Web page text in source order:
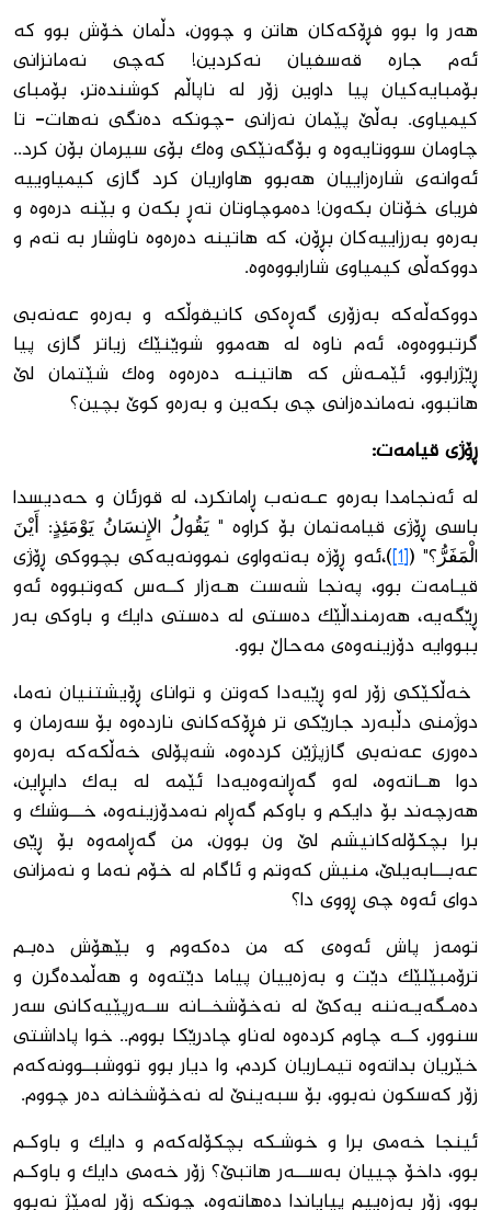
هه‌ر وا بوو فڕۆكه‌كان هاتن و چوون، دڵمان خۆش بوو كه‌
ئه‌م جاره‌ قه‌سفیان نه‌كردین! كه‌چى نه‌مانزانى
بۆمبایه‌كیان پیا داوین زۆر له ناپاڵم كوشنده‌تر، بۆمباى
كیمیاوى. به‌ڵێ پێمان نه‌زانى -چونكه‌ ده‌نگى نه‌هات- تا
چاومان سووتایه‌وه‌ و بۆگه‌نێكى وه‌ك بۆى سیرمان بۆن كرد..
ئه‌وانه‌ى شاره‌زاییان هه‌بوو هاواریان كرد گازى كیمیاوییه‌
فریاى خۆتان بكه‌ون! ده‌موچاوتان ته‌ڕ بكه‌ن و بێنه‌ دره‌وه‌ و
به‌ره‌و به‌رزاییه‌كان بڕۆن، كه‌ هاتینه‌ ده‌ره‌وه‌ ناوشار به ‌ته‌م و
دووكه‌ڵى كیمیاوى شارابووه‌وه‌.
دووكه‌ڵه‌كه‌ به‌زۆرى گەڕه‌كى كانیقوڵكه‌ و به‌ره‌و عه‌نه‌بى
گرتبووه‌وه‌، ئه‌م ناوه‌ له‌ هه‌موو شوێنێك زیاتر گازى پیا
ڕێژرابوو، ئێمـه‌ش كه‌ هاتینـه‌ ده‌ره‌وه‌ وه‌ك شێتمان لێ
هاتبوو، نه‌مانده‌زانى چى بكه‌ین و به‌ره‌و كوێ بچین؟
ڕۆژى قیامه‌ت:
له ئه‌نجامدا به‌ره‌و عـه‌نه‌ب ڕامانكرد، له ‌قورئان و حه‌دیسدا
باسى ڕۆژى قیامه‌تمان بۆ كراوه‌ " يَقُولُ الإِنسَانُ يَوْمَئِذٍ: أَيْنَ
الْمَفَرُّ؟" ([1] )،ئه‌و ڕۆژه‌ به‌ته‌واوى نموونه‌یه‌كى بچووكى ڕۆژى
قیـامه‌ت بوو، په‌نجا شه‌ست هـه‌زار كــه‌س كه‌وتبووه‌ ئه‌و
ڕێگه‌یه‌، هه‌رمنداڵێك ده‌ستى له‌ ده‌ستى دایك و باوكى به‌ر
ببووایه‌ دۆزینه‌وه‌ى مه‌حاڵ بوو.
خه‌ڵكێكى زۆر له‌و ڕێیه‌دا كه‌وتن و تواناى ڕۆیشتنیان نه‌ما،
دوژمنى دڵبه‌رد جارێكى تر فڕۆكه‌كانى نارده‌وه‌ بۆ سه‌رمان و
ده‌ورى عه‌نه‌بى گازپژێن كرده‌وه‌، شه‌پۆلى خه‌ڵكه‌كه‌ به‌ره‌و
دوا هــاته‌وه‌، له‌و گه‌ڕانه‌وه‌یه‌دا ئێمه‌ له‌ یه‌ك دابڕاین،
هه‌رچه‌ند بۆ دایكم و باوكم گه‌ڕام نه‌مدۆزینه‌وه‌، خـــوشك و
برا بچكۆله‌كانیشم لێ ون بوون، من گه‌ڕامه‌وه‌ بۆ ڕێى
عه‌بـــابه‌یلێ، منیش كه‌وتم و ئاگام له‌ خۆم نه‌ما و نه‌مزانى
دواى ئه‌وه‌ چى ڕووى دا؟
تومه‌ز پاش ئه‌وه‌ى كه‌ من ده‌كه‌وم و بێهۆش ده‌بـم
ترۆمبێلێك دێت و به‌زه‌ییان پیاما دێته‌وه‌ و هه‌ڵمده‌گرن و
ده‌مـگه‌یـه‌ننه‌ یه‌كێ له‌ نه‌خۆشخــانه‌ ســه‌رپێیه‌كانى سه‌ر
سنوور، كــه‌ چاوم كرده‌وه‌ له‌ناو چادرێكا بووم.. خوا پاداشتی
خێریان بداته‌وه‌ تیمـاریان كردم، وا دیار بوو تووشبــوونه‌كه‌م
زۆر كه‌سكون نه‌بوو، بۆ سبه‌ینێ له‌ نه‌خۆشخانه‌ ده‌ر چووم.
ئینجا خه‌مى برا و خوشـكه‌ بچكۆله‌كه‌م و دایك و باوكـم
بوو، داخۆ چییان به‌ســـه‌ر هاتبێ؟ زۆر خه‌مى دایك و باوكـم
بوو، زۆر به‌زه‌ییم پیایاندا ده‌هاته‌وه‌، چونكه‌ زۆر له‌مێژ نه‌بوو